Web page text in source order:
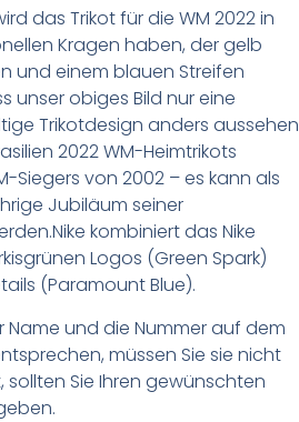
das Trikot für die WM 2022 in
Kragen haben, der gelb
und einem blauen Streifen
unser obiges Bild nur eine
Trikotdesign anders aussehen
2022 WM-Heimtrikots
Siegers von 2002 – es kann als
Jubiläum seiner
kombiniert das Nike
Logos (Green Spark)
(Paramount Blue).
Name und die Nummer auf dem
müssen Sie sie nicht
Sie Ihren gewünschten